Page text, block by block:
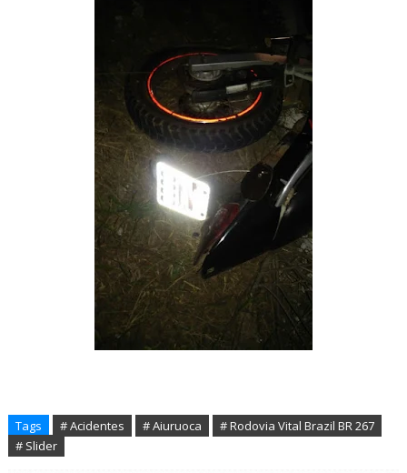
Tags # Acidentes # Aiuruoca
# Rodovia Vital Brazil BR 267
# Slider